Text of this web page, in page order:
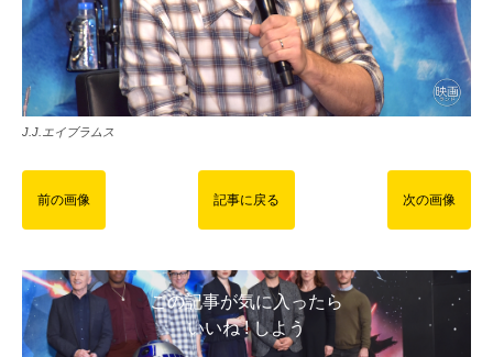
J.J.エイブラムス
前の画像 記事に戻る 次の画像
この記事が気に入ったら
いいね ! しよう